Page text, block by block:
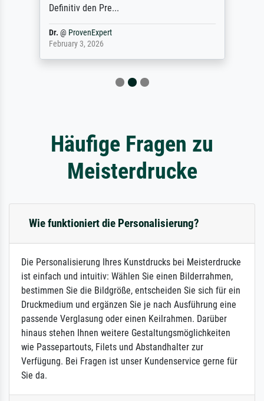
Definitiv den Pre...
Dr. @ ProvenExpert
February 3, 2026
Häufige Fragen zu
Meisterdrucke
Wie funktioniert die Personalisierung?
Die Personalisierung Ihres Kunstdrucks bei Meisterdrucke
ist einfach und intuitiv: Wählen Sie einen Bilderrahmen,
bestimmen Sie die Bildgröße, entscheiden Sie sich für ein
Druckmedium und ergänzen Sie je nach Ausführung eine
passende Verglasung oder einen Keilrahmen. Darüber
hinaus stehen Ihnen weitere Gestaltungsmöglichkeiten
wie Passepartouts, Filets und Abstandhalter zur
Verfügung. Bei Fragen ist unser Kundenservice gerne für
Sie da.